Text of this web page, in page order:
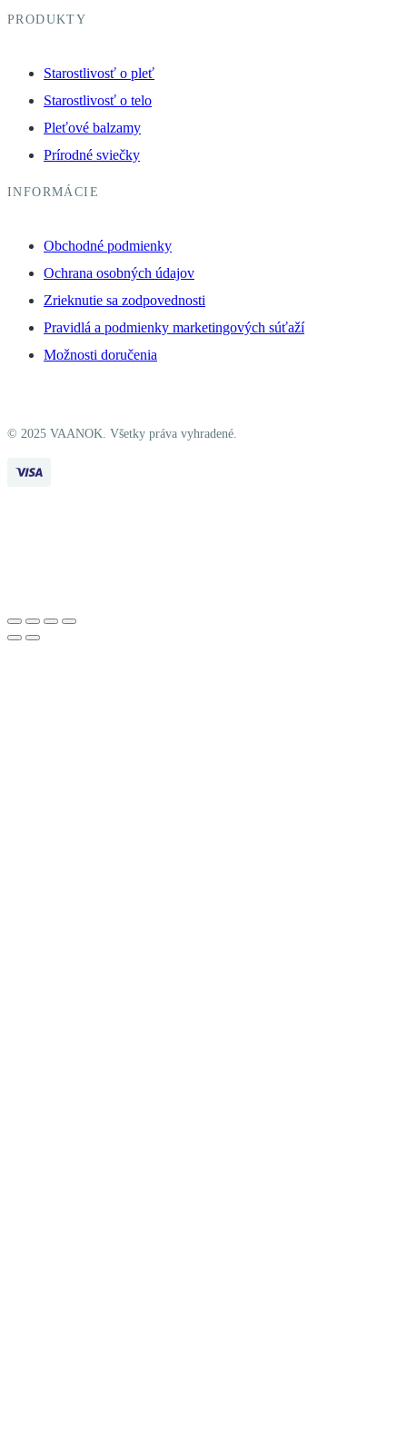
PRODUKTY
Starostlivosť o pleť
Starostlivosť o telo
Pleťové balzamy
Prírodné sviečky
INFORMÁCIE
Obchodné podmienky
Ochrana osobných údajov
Zrieknutie sa zodpovednosti
Pravidlá a podmienky marketingových súťaží
Možnosti doručenia
© 2025 VAANOK. Všetky práva vyhradené.